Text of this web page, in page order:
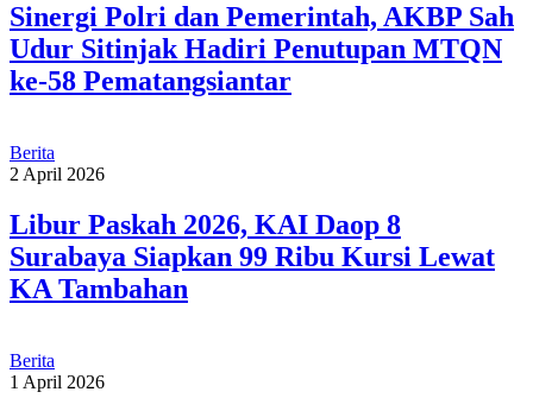
Sinergi Polri dan Pemerintah, AKBP Sah
Udur Sitinjak Hadiri Penutupan MTQN
ke-58 Pematangsiantar
Berita
2 April 2026
Libur Paskah 2026, KAI Daop 8
Surabaya Siapkan 99 Ribu Kursi Lewat
KA Tambahan
Berita
1 April 2026